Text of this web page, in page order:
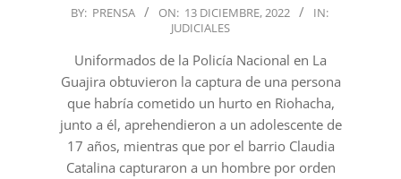
2022-
BY: PRENSA ON: 13 DICIEMBRE, 2022
IN:
JUDICIALES
Uniformados de la Policía Nacional en La
Guajira obtuvieron la captura de una persona
que habría cometido un hurto en Riohacha,
junto a él, aprehendieron a un adolescente de
17 años, mientras que por el barrio Claudia
Catalina capturaron a un hombre por orden